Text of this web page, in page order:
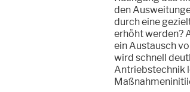
den
durch eine
erhöht werden?
ein Austausch
wird schnell
Antriebstechnik